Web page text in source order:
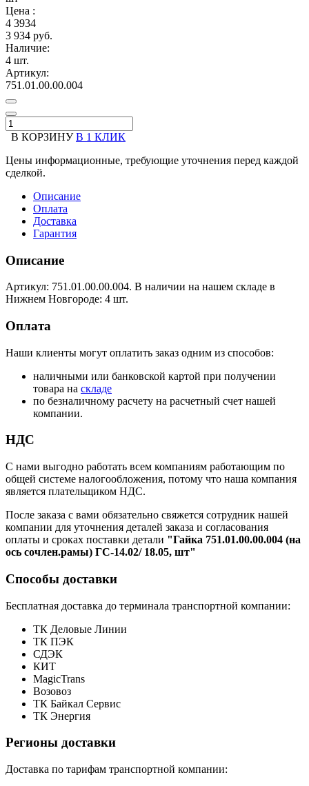
Цена :
4 3934
3 934 руб.
Наличие:
4 шт.
Артикул:
751.01.00.00.004
В КОРЗИНУ В 1 КЛИК
Цены информационные, требующие уточнения перед каждой
сделкой.
Описание
Оплата
Доставка
Гарантия
Описание
Артикул: 751.01.00.00.004. В наличии на нашем складе в
Нижнем Новгороде: 4 шт.
Оплата
Наши клиенты могут оплатить заказ одним из способов:
наличными или банковской картой при получении
товара на складе
по безналичному расчету на расчетный счет нашей
компании.
НДС
С нами выгодно работать всем компаниям работающим по
общей системе налогообложения, потому что наша компания
является плательщиком НДС.
После заказа с вами обязательно свяжется сотрудник нашей
компании для уточнения деталей заказа и согласования
оплаты и сроках поставки детали "Гайка 751.01.00.00.004 (на
ось сочлен.рамы) ГС-14.02/ 18.05, шт"
Способы доставки
Бесплатная доставка до терминала транспортной компании:
ТК Деловые Линии
ТК ПЭК
СДЭК
КИТ
MagicTrans
Возовоз
ТК Байкал Сервис
ТК Энергия
Регионы доставки
Доставка по тарифам транспортной компании: